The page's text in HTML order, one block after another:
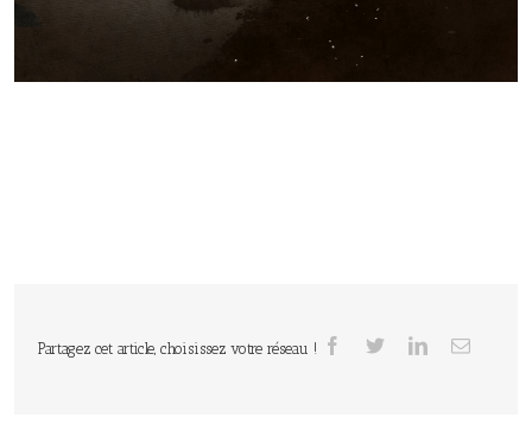
Partagez cet article, choisissez votre réseau !